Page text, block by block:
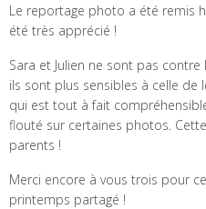
Le reportage photo a été remis
été très apprécié !
Sara et Julien ne sont pas
ils sont plus sensibles à celle de
qui est tout à fait
flouté sur certaines photos.
parents !
Merci encore à vous trois pour
printemps partagé !